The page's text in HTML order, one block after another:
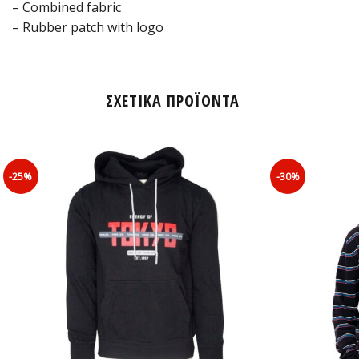
– Combined fabric
– Rubber patch with logo
ΣΧΕΤΙΚΆ ΠΡΟΪΌΝΤΑ
-25% -30%